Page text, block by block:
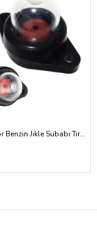
Karbüratör Benzin Jikle Subabı Tırpan ve Testere Vidalı Tip